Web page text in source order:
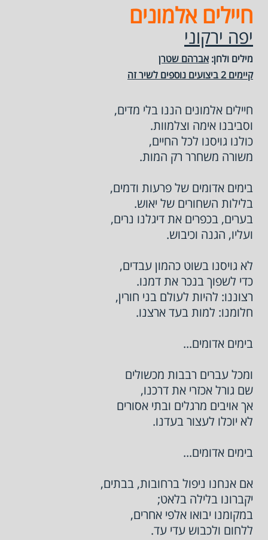
חיילים אלמונים
יפה ירקוני
מילים ולחן: אברהם שטרן
קיימים 2 ביצועים נוספים לשיר זה
חיילים אלמונים הננו בלי מדים,
וסביבנו אימה וצלמוות.
כולנו גויסנו לכל החיים,
משורה משחרר רק המות.
בימים אדומים של פרעות ודמים,
בלילות השחורים של יאוש.
בערים, בכפרים את דיגלנו נרים,
ועליו, הגנה וכיבוש.
לא גויסנו בשוט כהמון עבדים,
כדי לשפוך בנכר את דמנו.
רצוננו: להיות לעולם בני חורין,
חלומנו: למות בעד ארצנו.
בימים אדומים...
ומכל עברים רבבות מכשולים
שם גורל אכזרי את דרכנו,
אך אויבים מרגלים ובתי אסורים
לא יוכלו לעצור בעדנו.
בימים אדומים...
אם אנחנו ניפול ברחובות, בבתים,
יקברונו בלילה בלאט;
במקומנו יבואו אלפי אחרים,
ללחום ולכבוש עדי עד.